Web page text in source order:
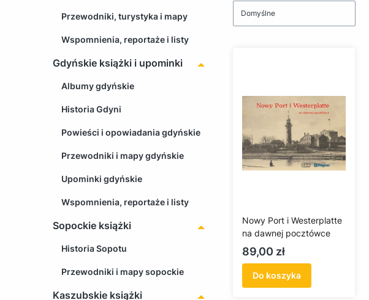
Przewodniki, turystyka i mapy
Wspomnienia, reportaże i listy
Gdyńskie książki i upominki
Albumy gdyńskie
Historia Gdyni
Powieści i opowiadania gdyńskie
Przewodniki i mapy gdyńskie
Upominki gdyńskie
Wspomnienia, reportaże i listy
Sopockie książki
Historia Sopotu
Przewodniki i mapy sopockie
Kaszubskie książki
Domyślne
Nowy Port i Westerplatte
na dawnej pocztówce
Cena
89,00 zł
Do koszyka